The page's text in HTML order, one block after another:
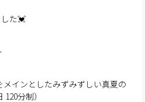
た💓
メインとしたみずみずしい真夏の
分制）